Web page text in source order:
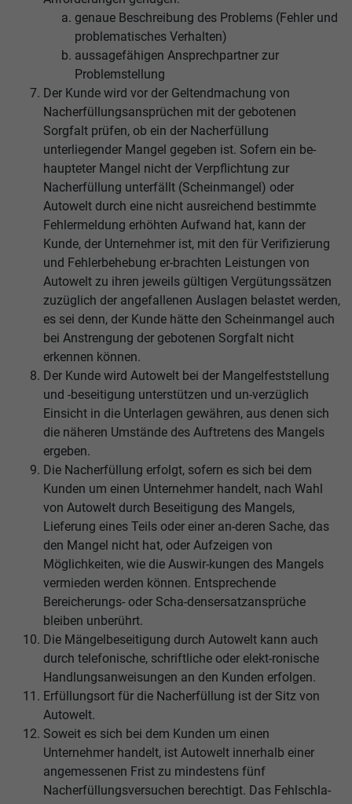
genaue Beschreibung des Problems (Fehler und
problematisches Verhalten)
aussagefähigen Ansprechpartner zur
Problemstellung
Der Kunde wird vor der Geltendmachung von
Nacherfüllungsansprüchen mit der gebotenen
Sorgfalt prüfen, ob ein der Nacherfüllung
unterliegender Mangel gegeben ist. Sofern ein be-
haupteter Mangel nicht der Verpflichtung zur
Nacherfüllung unterfällt (Scheinmangel) oder
Autowelt durch eine nicht ausreichend bestimmte
Fehlermeldung erhöhten Aufwand hat, kann der
Kunde, der Unternehmer ist, mit den für Verifizierung
und Fehlerbehebung er-brachten Leistungen von
Autowelt zu ihren jeweils gültigen Vergütungssätzen
zuzüglich der angefallenen Auslagen belastet werden,
es sei denn, der Kunde hätte den Scheinmangel auch
bei Anstrengung der gebotenen Sorgfalt nicht
erkennen können.
Der Kunde wird Autowelt bei der Mangelfeststellung
und -beseitigung unterstützen und un-verzüglich
Einsicht in die Unterlagen gewähren, aus denen sich
die näheren Umstände des Auftretens des Mangels
ergeben.
Die Nacherfüllung erfolgt, sofern es sich bei dem
Kunden um einen Unternehmer handelt, nach Wahl
von Autowelt durch Beseitigung des Mangels,
Lieferung eines Teils oder einer an-deren Sache, das
den Mangel nicht hat, oder Aufzeigen von
Möglichkeiten, wie die Auswir-kungen des Mangels
vermieden werden können. Entsprechende
Bereicherungs- oder Scha-densersatzansprüche
bleiben unberührt.
Die Mängelbeseitigung durch Autowelt kann auch
durch telefonische, schriftliche oder elekt-ronische
Handlungsanweisungen an den Kunden erfolgen.
Erfüllungsort für die Nacherfüllung ist der Sitz von
Autowelt.
Soweit es sich bei dem Kunden um einen
Unternehmer handelt, ist Autowelt innerhalb einer
angemessenen Frist zu mindestens fünf
Nacherfüllungsversuchen berechtigt. Das Fehlschla-